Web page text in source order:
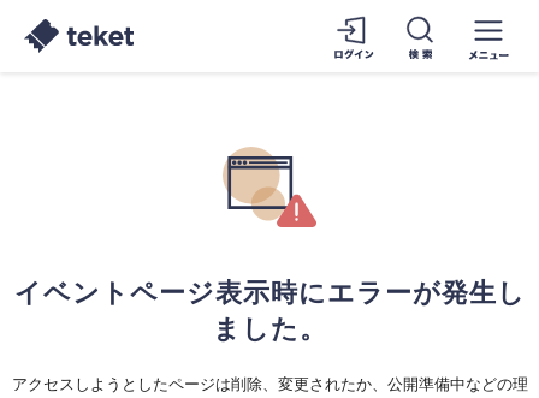
イベントページ表示時にエラーが発生し
ました。
アクセスしようとしたページは削除、変更されたか、公開準備中などの理